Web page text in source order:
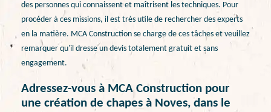
des personnes qui connaissent et maîtrisent les techniques. Pour
procéder à ces missions, il est très utile de rechercher des experts
en la matière. MCA Construction se charge de ces tâches et veuillez
remarquer qu'il dresse un devis totalement gratuit et sans
engagement.
Adressez-vous à MCA Construction pour
une création de chapes à Noves, dans le